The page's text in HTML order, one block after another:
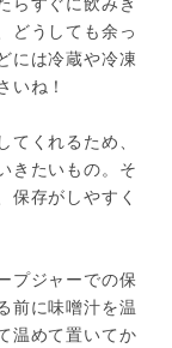
どうしても余っ
には冷蔵や冷凍
いね！
くれるため、
きたいもの。そ
保存がしやすく
プジャーでの保
前に味噌汁を温
温めて置いてか